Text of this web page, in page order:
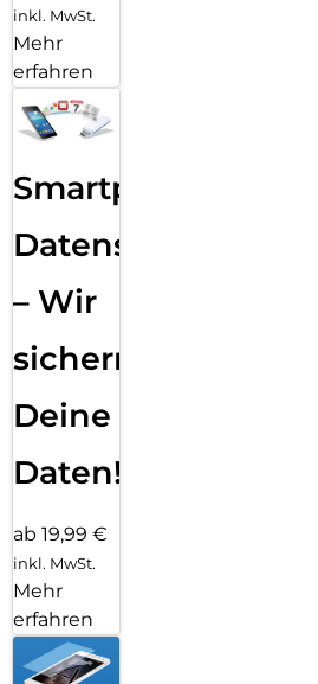
inkl. MwSt.
Mehr
erfahren
Smartphone
Datensicherung
– Wir
sichern
Deine
Daten!
ab 19,99 €
inkl. MwSt.
Mehr
erfahren